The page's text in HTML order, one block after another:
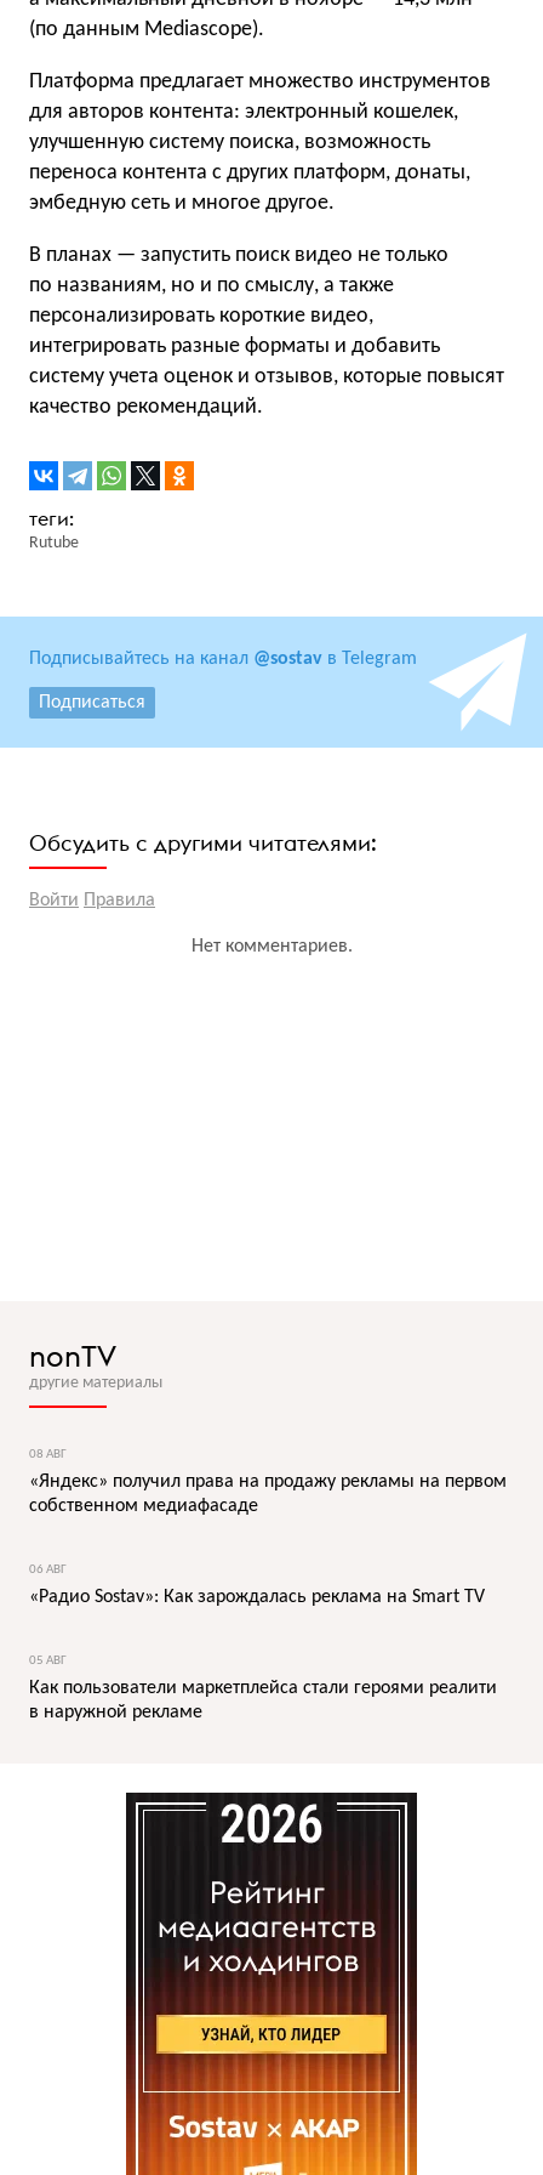
(по данным Mediascope).
Платформа предлагает множество инструментов
для авторов контента: электронный кошелек,
улучшенную систему поиска, возможность
переноса контента с других платформ, донаты,
эмбедную сеть и многое другое.
В планах — запустить поиск видео не только
по названиям, но и по смыслу, а также
персонализировать короткие видео,
интегрировать разные форматы и добавить
систему учета оценок и отзывов, которые повысят
качество рекомендаций.
Rutube
Подписывайтесь на канал @sostav в Telegram
Подписаться
Обсудить с другими читателями:
Войти Правила
Нет комментариев.
nonTV
другие материалы
08 АВГ
«Яндекс» получил права на продажу рекламы на первом
собственном медиафасаде
06 АВГ
«Радио Sostav»: Как зарождалась реклама на Smart TV
05 АВГ
Как пользователи маркетплейса стали героями реалити
в наружной рекламе